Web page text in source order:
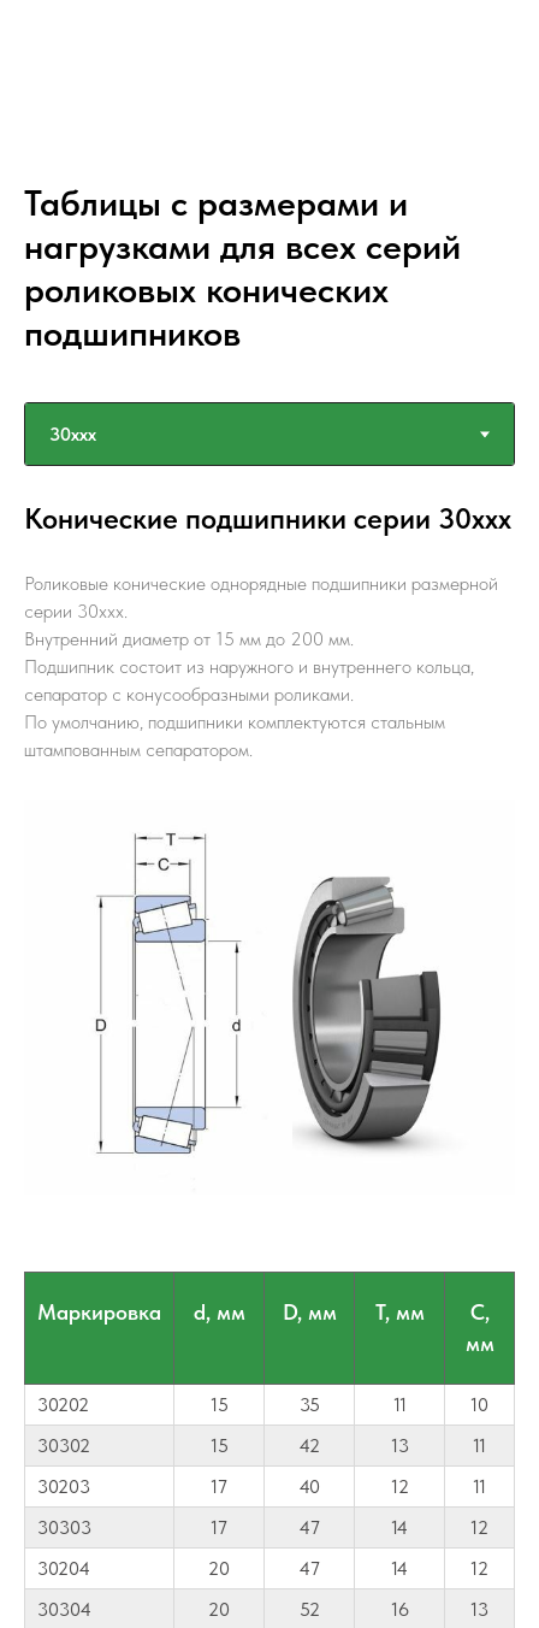
Таблицы с размерами и
нагрузками для всех серий
роликовых конических
подшипников
Конические подшипники серии 30xxx
Роликовые конические однорядные подшипники размерной
серии 30ххх.
Внутренний диаметр от 15 мм до 200 мм.
Подшипник состоит из наружного и внутреннего кольца,
сепаратор с конусообразными роликами.
По умолчанию, подшипники комплектуются стальным
штампованным сепаратором.
Маркировка d, мм D, мм T, мм
C,
мм
30202 15 35 11
10
30302
15 42 13
11
30203
17 40 12
11
30303
17 47 14
12
30204
20 47 14
12
30304
20 52 16 13